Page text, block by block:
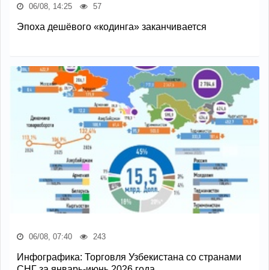
06/08, 14:25 57
Эпоха дешёвого «кодинга» заканчивается
06/08, 07:40 243
Инфографика: Торговля Узбекистана со странами